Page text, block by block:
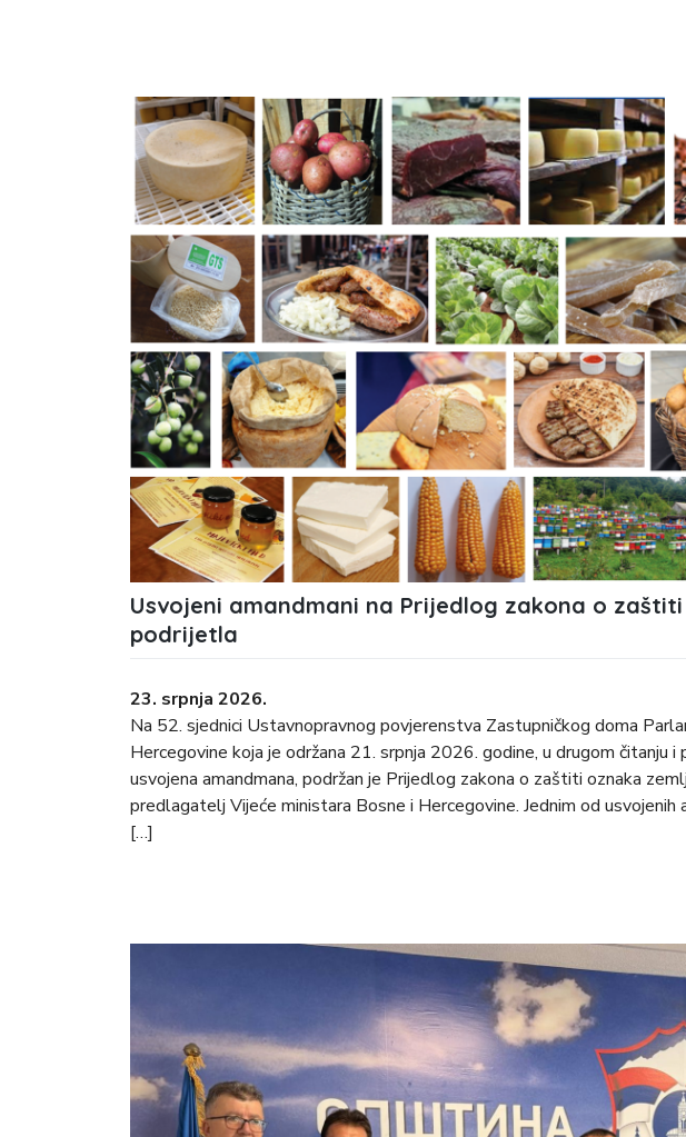
Usvojeni amandmani na Prijedlog zakona o
podrijetla
23. srpnja 2026.
Na 52. sjednici Ustavnopravnog povjerenstva Zastupničkog doma
Hercegovine koja je održana 21. srpnja 2026. godine, u drugom čitanju
usvojena amandmana, podržan je Prijedlog zakona o zaštiti oznaka
predlagatelj Vijeće ministara Bosne i Hercegovine. Jednim od usvojenih
[…]